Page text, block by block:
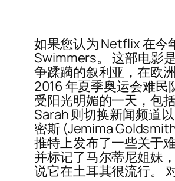
如果您认为 Netflix 在今
Swimmers。 这部电影
争蹂躏的叙利亚，在欧
2016 年夏季奥运会难
受阳光明媚的一天，包
Sarah 则切换新闻频道
密斯 (Jemima
推特上发布了一些关于
并标记了马尔蒂尼姐妹
说它在土耳其很流行。